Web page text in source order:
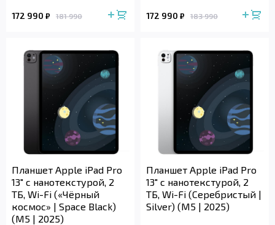
172 990 ₽ 181 990 172 990 ₽ 183 990
Планшет Apple iPad Pro
13" с нанотекстурой, 2
ТБ, Wi-Fi («Чёрный
космос» | Space Black)
(M5 | 2025)
Планшет Apple iPad Pro
13" с нанотекстурой, 2
ТБ, Wi-Fi (Серебристый |
Silver) (M5 | 2025)